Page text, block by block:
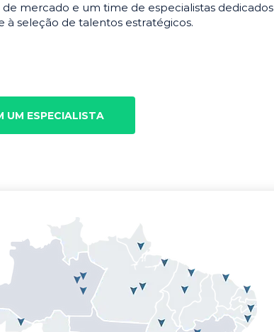
mercado e um time de especialistas dedicados
à seleção de talentos estratégicos.
UM ESPECIALISTA